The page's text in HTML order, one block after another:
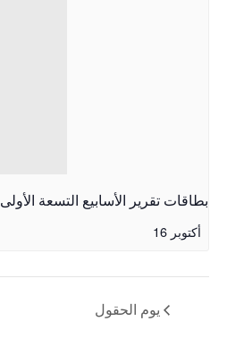
بطاقات تقرير الأسابيع التسعة الأولى
أكتوبر 16
يوم الحقول